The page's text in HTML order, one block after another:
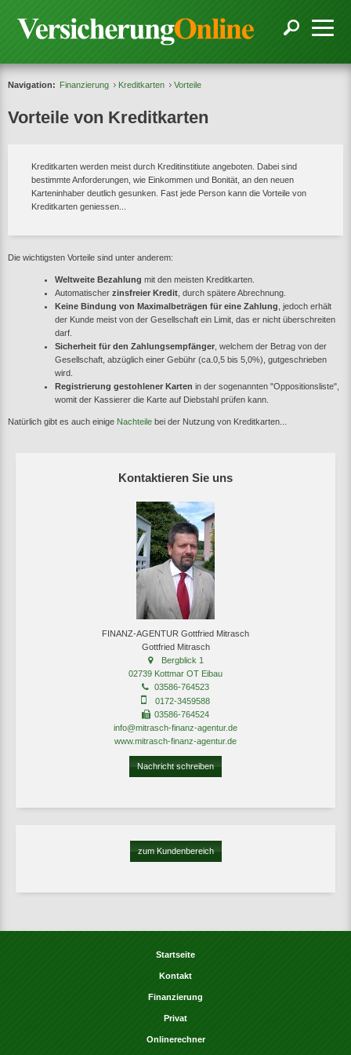
Kontaktieren Sie uns
FINANZ-AGENTUR Gottfried Mitrasch
Gottfried Mitrasch
Bergblick 1
02739 Kottmar OT Eibau
03586-764523
0172-3459588
03586-764524
info@mitrasch-finanz-agentur.de
www.mitrasch-finanz-agentur.de
Nachricht schreiben
zum Kundenbereich
Navigation: Finanzierung Kreditkarten Vorteile
Vorteile von Kreditkarten
Kreditkarten werden meist durch Kreditinstitiute angeboten. Dabei sind
bestimmte Anforderungen, wie Einkommen und Bonität, an den neuen
Karteninhaber deutlich gesunken. Fast jede Person kann die Vorteile von
Kreditkarten geniessen...
Die wichtigsten Vorteile sind unter anderem:
Weltweite Bezahlung mit den meisten Kreditkarten.
Automatischer zinsfreier Kredit , durch spätere Abrechnung.
Keine Bindung von Maximalbeträgen für eine Zahlung , jedoch erhält
der Kunde meist von der Gesellschaft ein Limit, das er nicht überschreiten
darf.
Sicherheit für den Zahlungsempfänger , welchem der Betrag von der
Gesellschaft, abzüglich einer Gebühr (ca.0,5 bis 5,0%), gutgeschrieben
wird.
Registrierung gestohlener Karten in der sogenannten "Oppositionsliste",
womit der Kassierer die Karte auf Diebstahl prüfen kann.
Natürlich gibt es auch einige Nachteile bei der Nutzung von Kreditkarten...
Startseite
Kontakt
Finanzierung
Privat
Onlinerechner